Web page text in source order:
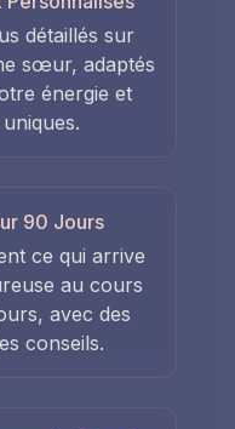
détaillés sur
sœur, adaptés
énergie et
90 Jours
ce qui arrive
au cours
avec des
conseils.